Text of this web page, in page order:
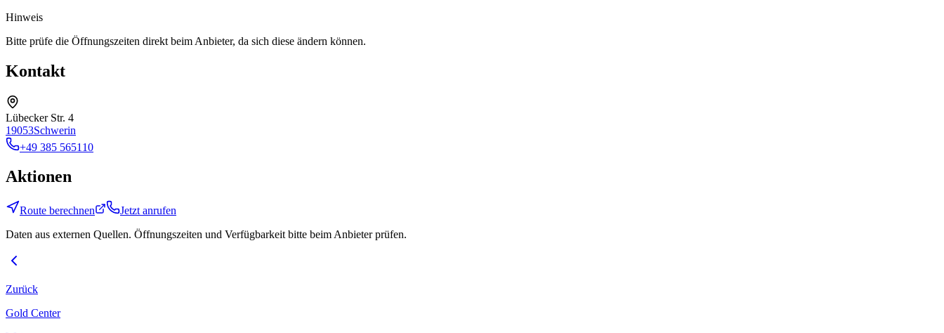
Hinweis
Bitte prüfe die Öffnungszeiten direkt beim Anbieter, da sich diese ändern können.
Kontakt
Lübecker Str. 4
19053Schwerin
+49 385 565110
Aktionen
Route berechnen
Jetzt anrufen
Daten aus externen Quellen. Öffnungszeiten und Verfügbarkeit bitte beim Anbieter prüfen.
Zurück
Gold Center